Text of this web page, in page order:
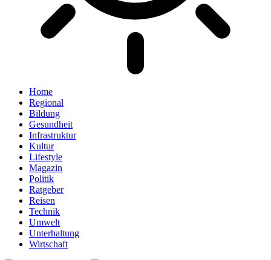
Home
Regional
Bildung
Gesundheit
Infrastruktur
Kultur
Lifestyle
Magazin
Politik
Ratgeber
Reisen
Technik
Umwelt
Unterhaltung
Wirtschaft